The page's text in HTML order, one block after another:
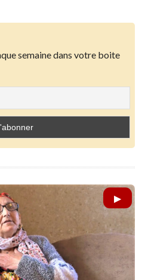
semaine dans votre boite